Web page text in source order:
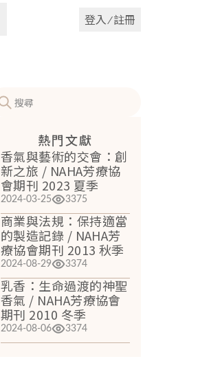
登入 ⁄ 註冊
熱門文獻
香氣與藝術的交會：創
新之旅 / NAHA芳療協
會期刊 2023 夏季
2024-03-25 3375
商業與法規：保持適當
的製造記錄 / NAHA芳
療協會期刊 2013 秋季
2024-08-29 3374
乳香：生命過渡的神聖
香氣 / NAHA芳療協會
期刊 2010 冬季
2024-08-06 3374